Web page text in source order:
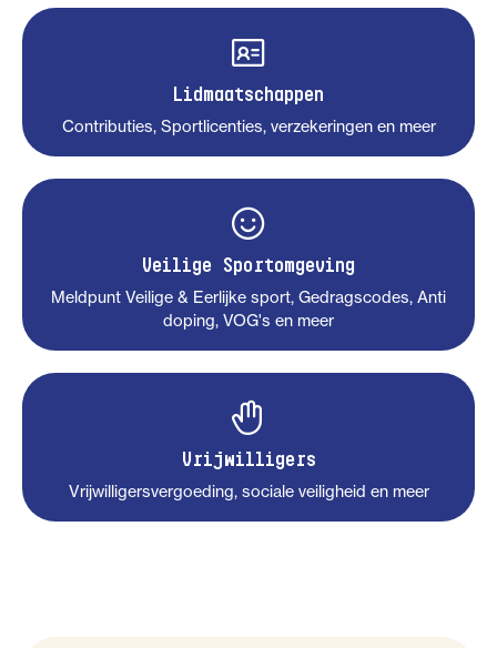
Lidmaatschappen
Contributies, Sportlicenties, verzekeringen en meer
Veilige Sportomgeving
Meldpunt Veilige & Eerlijke sport, Gedragscodes, Anti
doping, VOG's en meer
Vrijwilligers
Vrijwilligersvergoeding, sociale veiligheid en meer